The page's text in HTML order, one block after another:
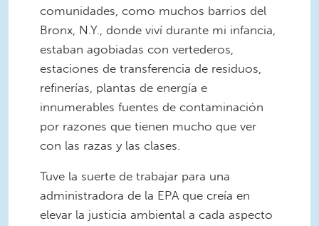
comunidades, como muchos barrios del
Bronx, N.Y., donde viví durante mi infancia,
estaban agobiadas con vertederos,
estaciones de transferencia de residuos,
refinerías, plantas de energía e
innumerables fuentes de contaminación
por razones que tienen mucho que ver
con las razas y las clases.
Tuve la suerte de trabajar para una
administradora de la EPA que creía en
elevar la justicia ambiental a cada aspecto